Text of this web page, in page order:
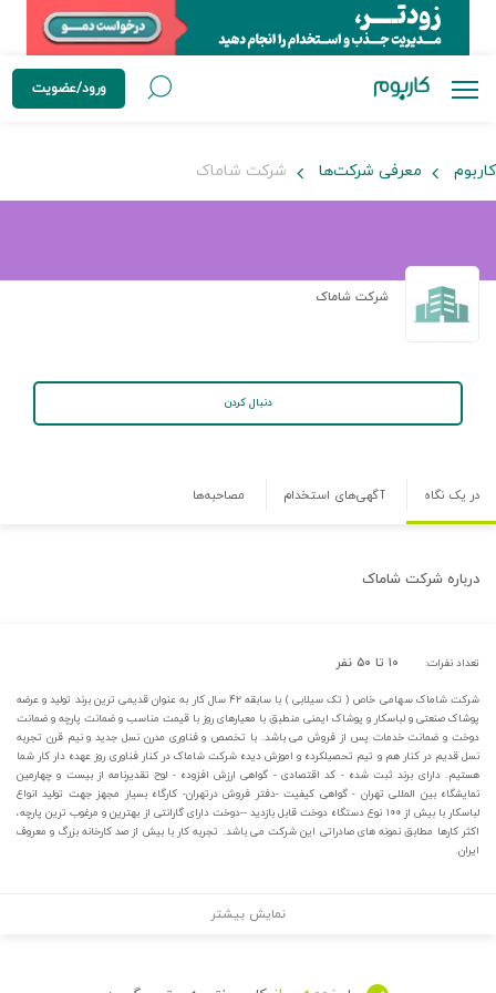
ورود/عضویت
کاربوم معرفی شرکت‌ها شرکت شاماک
شرکت شاماک
دنبال کردن
در یک نگاه آگهی‌های استخدام مصاحبه‌ها
درباره شرکت شاماک
تعداد نفرات: ۱۰ تا ۵۰ نفر
شرکت شاماک سهامی خاص ( تک سیلابی ) با سابقه ۴۲ سال کار به عنوان قدیمی ترین برند تولید و عرضه
پوشاک صنعتی و لباسکار و پوشاک ایمنی منطبق با معیارهای روز با قیمت مناسب و ضمانت پارچه و ضمانت
دوخت و ضمانت خدمات پس از فروش می باشد. با تخصص و فناوری مدرن نسل جدید و نیم قرن تجربه
نسل قدیم در کنار هم و تیم تحصیلکرده و اموزش دیده شرکت شاماک در کنار فناوری روز عهده دار کار شما
هستیم. دارای برند ثبت شده - کد اقتصادی - گواهی ارزش افزوده - لوح تقدیرنامه از بیست و چهارمین
نمایشگاه بین المللی تهران - گواهی کیفیت -دفتر فروش درتهران- کارگاه بسیار مجهز جهت تولید انواع
لباسکار با بیش از ۱۰۰ نوع دستگاه دوخت قابل بازدید --دوخت دارای گارانتی از بهترین و مرغوب ترین پارچه،
اکثر کارها مطابق نمونه های صادراتی این شرکت می باشد. تجربه کار با بیش از صد کارخانه بزرگ و معروف
ایران.
نمایش بیشتر